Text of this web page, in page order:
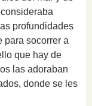
profundidades
para socorrer a
que hay de
las adoraban
donde se les